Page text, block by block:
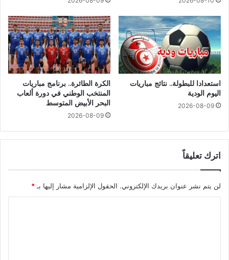
استعدادا للبطولة.. نتائج مباريات
اليوم الودية
2026-08-09
الكرة الطائرة.. برنامج مباريات
المنتخب الوطني في دورة ألعاب
البحر الأبيض المتوسط
2026-08-09
اترك تعليقاً
لن يتم نشر عنوان بريدك الإلكتروني. الحقول الإلزامية مشار إليها بـ *